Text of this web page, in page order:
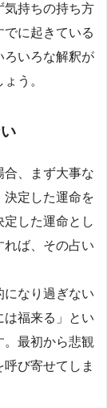
気持ちの持ち方
に起きている
ろいろな解釈が
う。
合、まず大事な
決定した運命を
した運命とし
れば、その占い
になり過ぎない
は福来る」とい
。最初から悲観
び寄せてしま